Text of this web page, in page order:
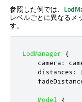
参照した例では、
レベルごとに異なるメ
す。
LodManager
{
camera :
distances :
Model
{